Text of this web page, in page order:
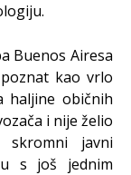
Buenos Airesa
kao vrlo
haljine običnih
i nije želio
javni
s još jednim